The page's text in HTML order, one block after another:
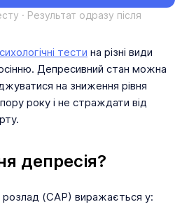
· Результат одразу після
тести на різні види
Депресивний стан можна
на зниження рівня
року і не страждати від
депресія?
розлад (САР) виражається у: